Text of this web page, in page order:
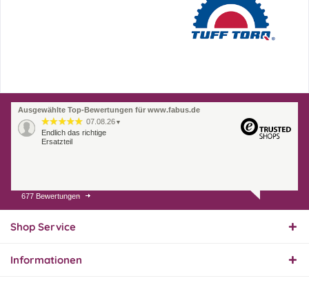
Ausgewählte Top-Bewertungen für www.fabus.de
07.08.26 ▼
Endlich das richtige
Ersatzteil
01.08.26
Innerhalb 2 Tagen Ware
677 Bewertungen
Shop Service
Informationen